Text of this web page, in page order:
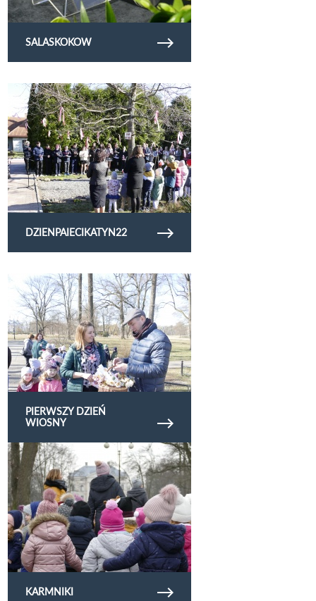
SALASKOKOW
DZIENPAIECIKATYN22
Obejrzyj galerię zdjęć dzienpaiecikatyn22
PIERWSZY DZIEŃ
WIOSNY
Obejrzyj galerię zdjęć Pierwszy Dzień Wiosny
KARMNIKI
Obejrzyj galerię zdjęć karmniki